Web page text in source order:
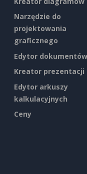
Narzędzie do
projektowania
graficznego
Edytor dokumentów
Kreator prezentacji
Edytor arkuszy
kalkulacyjnych
Ceny